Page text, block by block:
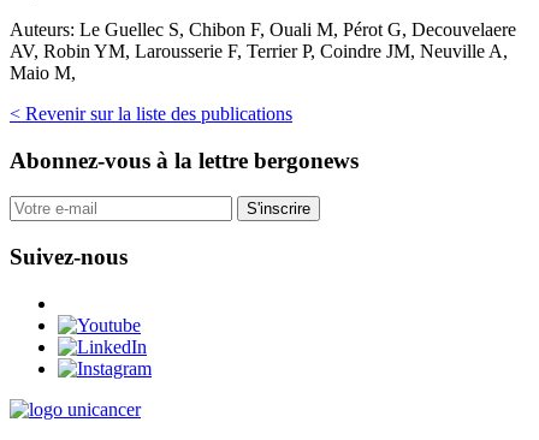
Auteurs: Le Guellec S, Chibon F, Ouali M, Pérot G, Decouvelaere
AV, Robin YM, Larousserie F, Terrier P, Coindre JM, Neuville A,
Maio M,
< Revenir sur la liste des publications
Abonnez-vous à la lettre bergonews
S'inscrire
Suivez-nous